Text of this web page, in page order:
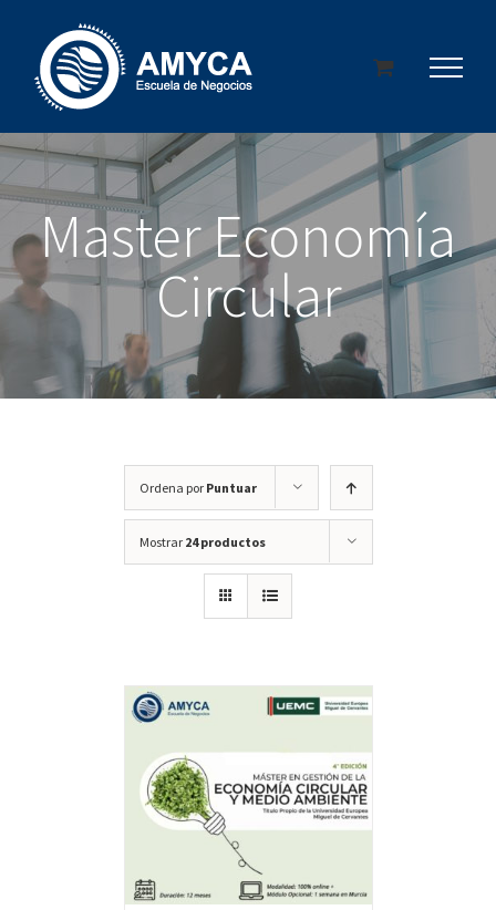
contenido
Master Economía
Circular
Ordena por Puntuar
Mostrar 24 productos